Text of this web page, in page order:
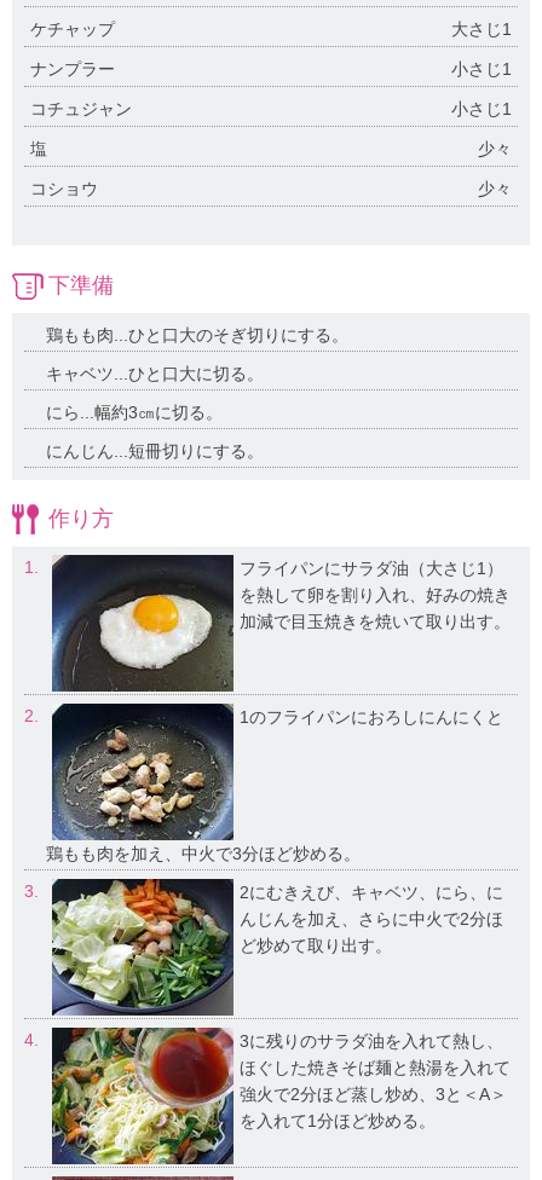
ケチャップ 大さじ1
ナンプラー 小さじ1
コチュジャン 小さじ1
塩 少々
コショウ 少々
下準備
鶏もも肉...ひと口大のそぎ切りにする。
キャベツ...ひと口大に切る。
にら...幅約3㎝に切る。
にんじん...短冊切りにする。
作り方
1.
フライパンにサラダ油（大さじ1）
を熱して卵を割り入れ、好みの焼き
加減で目玉焼きを焼いて取り出す。
2. 1のフライパンにおろしにんにくと
鶏もも肉を加え、中火で3分ほど炒める。
3.
2にむきえび、キャベツ、にら、に
んじんを加え、さらに中火で2分ほ
ど炒めて取り出す。
4.
3に残りのサラダ油を入れて熱し、
ほぐした焼きそば麺と熱湯を入れて
強火で2分ほど蒸し炒め、3と＜A＞
を入れて1分ほど炒める。